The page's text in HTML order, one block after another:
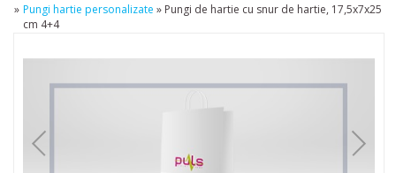
» Pungi hartie personalizate » Pungi de hartie cu snur de hartie, 17,5x7x25
cm 4+4